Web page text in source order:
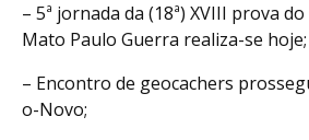
– 5ª jornada da (18ª) XVIII prova
Mato Paulo Guerra realiza-se hoje;
– Encontro de geocachers
o-Novo;